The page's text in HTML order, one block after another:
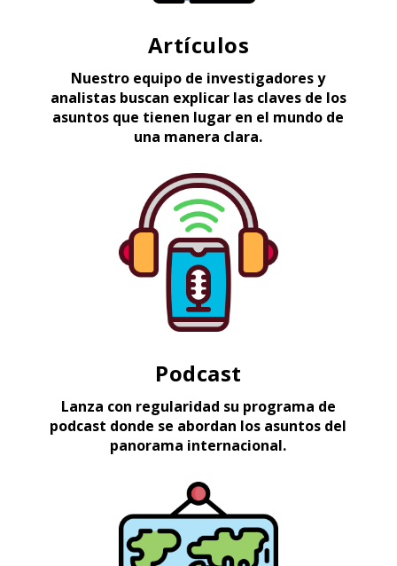
Artículos
Nuestro equipo de investigadores y
analistas buscan explicar las claves de los
asuntos que tienen lugar en el mundo de
una manera clara.
Podcast
Lanza con regularidad su programa de
podcast donde se abordan los asuntos del
panorama internacional.